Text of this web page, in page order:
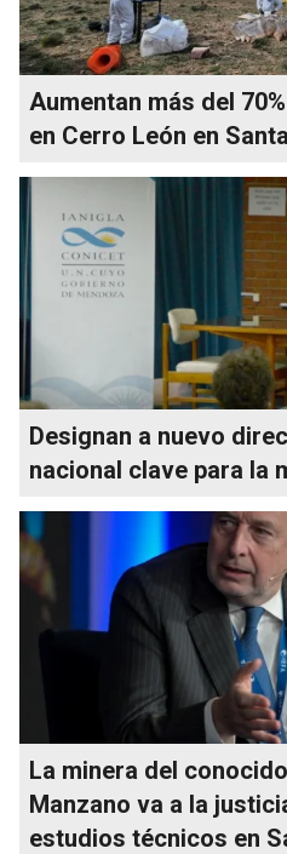
Aumentan más del
en Cerro León en
Designan a nuevo
nacional clave para la
La minera del
Manzano va a la
estudios técnicos en